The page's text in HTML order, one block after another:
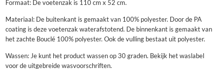
Formaat: De voetenzak is 110 cm x 52 cm.
Materiaal: De buitenkant is gemaakt van 100% polyester. Door de PA
coating is deze voetenzak waterafstotend. De binnenkant is gemaakt van
het zachte Bouclé 100% polyester. Ook de vulling bestaat uit polyester.
Wassen: Je kunt het product wassen op 30 graden. Bekijk het waslabel
voor de uitgebreide wasvoorschriften.